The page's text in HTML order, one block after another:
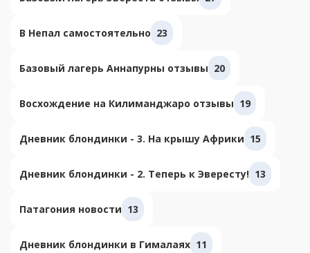
В Непал самостоятельно 23
Базовый лагерь Аннапурны отзывы 20
Восхождение на Килиманджаро отзывы 19
Дневник блондинки - 3. На крышу Африки 15
Дневник блондинки - 2. Теперь к Эвересту! 13
Патагония новости 13
Дневник блондинки в Гималаях 11